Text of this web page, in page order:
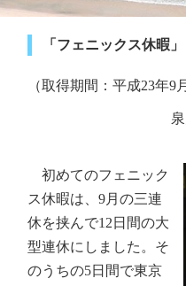
「フェニックス休暇」
（取得期間：平成23年9
初めてのフェニック
ス休暇は、9月の三連
休を挟んで12日間の大
型連休にしました。そ
のうちの5日間で東京